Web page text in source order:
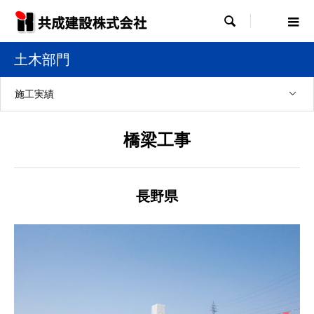

土木部門
施工実績
橋梁工事
長野県